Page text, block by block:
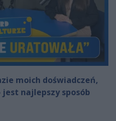
moich doświadczeń,
najlepszy sposób